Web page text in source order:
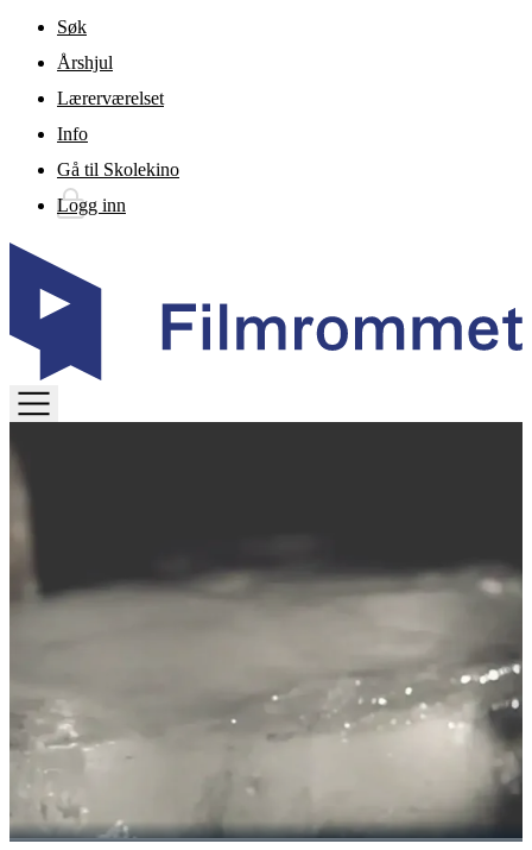
Gå til hovedinnhold
Søk
Årshjul
Lærerværelset
Info
Gå til Skolekino
Logg inn